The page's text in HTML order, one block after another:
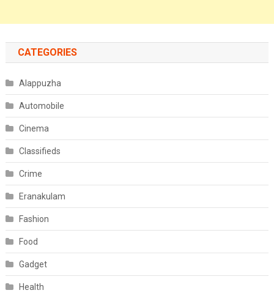
CATEGORIES
Alappuzha
Automobile
Cinema
Classifieds
Crime
Eranakulam
Fashion
Food
Gadget
Health